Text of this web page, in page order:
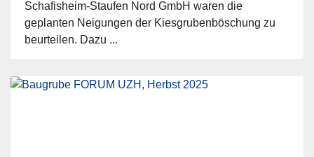
Schafisheim-Staufen Nord GmbH waren die
geplanten Neigungen der Kiesgrubenböschung zu
beurteilen. Dazu ...